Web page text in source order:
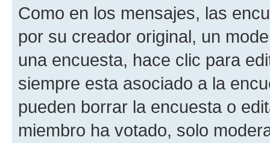
Como en los mensajes, las
por su creador original, un
una encuesta, hace clic para
siempre esta asociado a la
pueden borrar la encuesta o
miembro ha votado, solo